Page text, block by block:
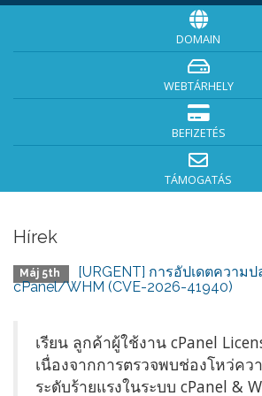
DOMAIN
WEBTÁRHELY
BEFIZETÉS
TÁMOGATÁS
Hírek
Máj 5th
[URGENT] การอัปเดตความ
cPanel/WHM (CVE-2026-41940)
เรียน ลูกค้าผู้ใช้งาน cPanel
เนื่องจากการตรวจพบช่องโหว่ค
ระดับร้ายแรงในระบบ cPanel &